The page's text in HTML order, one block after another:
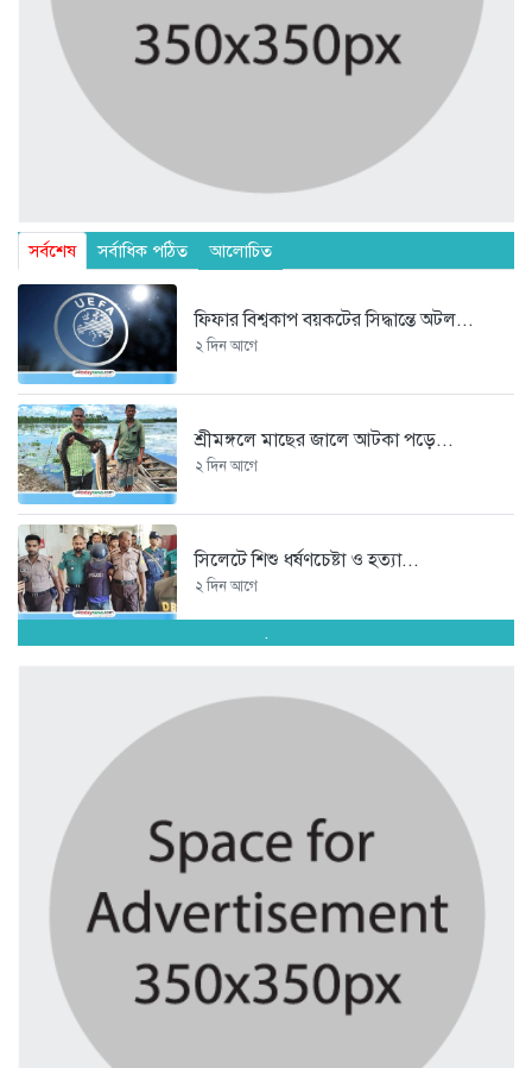
সর্বশেষ সর্বাধিক পঠিত আলোচিত
ফিফার বিশ্বকাপ বয়কটের সিদ্ধান্তে অটল...
২ দিন আগে
শ্রীমঙ্গলে মাছের জালে আটকা পড়ে...
২ দিন আগে
সিলেটে শিশু ধর্ষণচেষ্টা ও হত্যা...
২ দিন আগে
২ দিন আগে
২ দিন আগে
সচিবালয় ঘেরাও করতে গেল ১১...
.